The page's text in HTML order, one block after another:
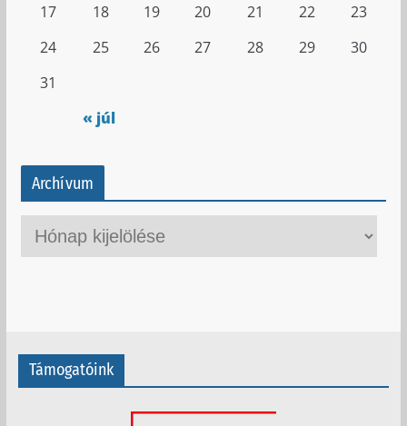
« júl
17
18 19 20 21 22
23
24
25 26 27 28 29
30
31
Archívum
r
Támogatóink